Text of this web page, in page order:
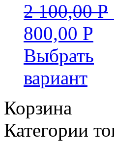
2 100,00РУБ.
800,00 РУБ.
Выбрать
вариант
Корзина
Категории